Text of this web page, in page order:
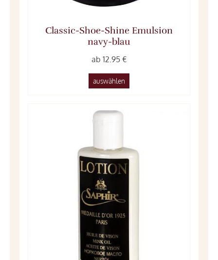
Classic-Shoe-Shine Emulsion
navy-blau
ab 12.95 €
auswählen